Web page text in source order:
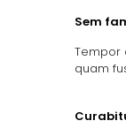
Sem
Tempor
quam